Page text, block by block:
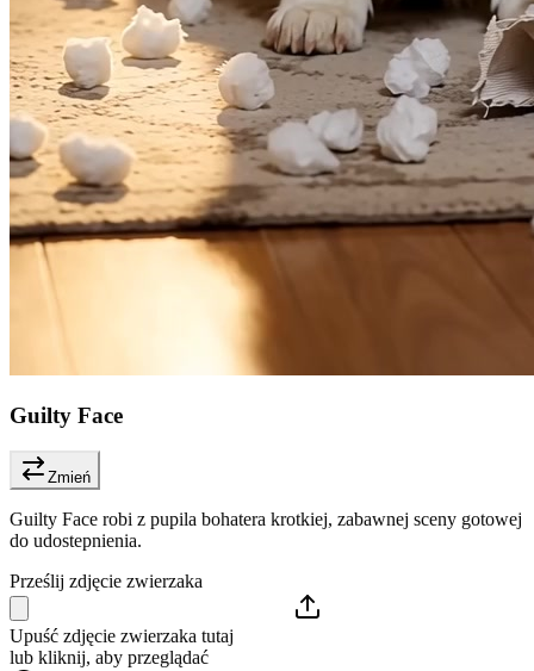
Guilty Face
Zmień
Guilty Face robi z pupila bohatera krotkiej, zabawnej sceny gotowej
do udostepnienia.
Prześlij zdjęcie zwierzaka
Upuść zdjęcie zwierzaka tutaj
lub kliknij, aby przeglądać